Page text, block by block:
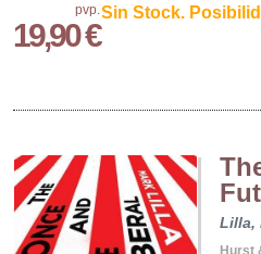
pvp.
19,90 €
Sin Stock.
Lilla,
Hurst